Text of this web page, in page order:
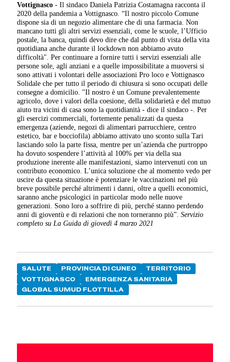
Vottignasco - Il sindaco Daniela Patrizia Costamagna racconta il
2020 della pandemia a Vottignasco. “Il nostro piccolo Comune
dispone sia di un negozio alimentare che di una farmacia. Non
mancano tutti gli altri servizi essenziali, come le scuole, l’Ufficio
postale, la banca, quindi devo dire che dal punto di vista della vita
quotidiana anche durante il lockdown non abbiamo avuto
difficoltà". Per continuare a fornire tutti i servizi essenziali alle
persone sole, agli anziani e a quelle impossibilitate a muoversi si
sono attivati i volontari delle associazioni Pro loco e Vottignasco
Solidale che per tutto il periodo di chiusura si sono occupati delle
consegne a domicilio. "Il nostro è un Comune prevalentemente
agricolo, dove i valori della coesione, della solidarietà e del mutuo
aiuto tra vicini di casa sono la quotidianità - dice il sindaco -. Per
gli esercizi commerciali, fortemente penalizzati da questa
emergenza (aziende, negozi di alimentari parrucchiere, centro
estetico, bar e bocciofila) abbiamo attivato uno sconto sulla Tari
lasciando solo la parte fissa, mentre per un’azienda che purtroppo
ha dovuto sospendere l’attività al 100% per via della sua
produzione inerente alle manifestazioni, siamo intervenuti con un
contributo economico. L’unica soluzione che al momento vedo per
uscire da questa situazione è potenziare le vaccinazioni nel più
breve possibile perché altrimenti i danni, oltre a quelli economici,
saranno anche psicologici in particolar modo nelle nuove
generazioni. Sono loro a soffrire di più, perché stanno perdendo
anni di gioventù e di relazioni che non torneranno più”.Servizio
completo su La Guida di giovedì 4 marzo 2021
SALUTE PROVINCIA DI CUNEO
TERRITORIO
VOTTIGNASCO
EMERGENZA SANITARIA
GLOBAL SUMUD FLOTTILLA